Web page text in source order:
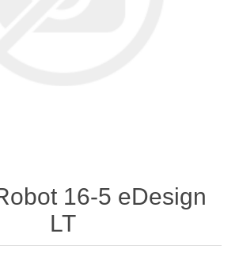
16-5 eDesign
LT